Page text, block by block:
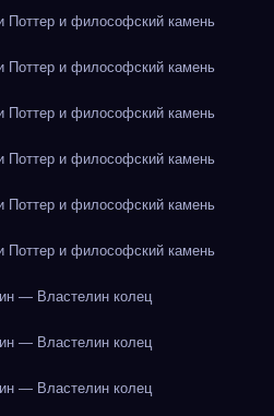
и философский камень
и философский камень
и философский камень
и философский камень
и философский камень
и философский камень
— Властелин колец
— Властелин колец
— Властелин колец